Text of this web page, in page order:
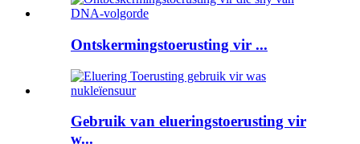
Ontskermingstoerusting vir ...
Gebruik van elueringstoerusting vir
w...